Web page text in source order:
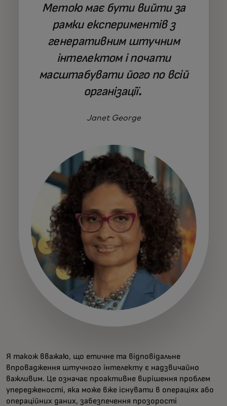
Метою має бути вийти за
рамки експериментів з
генеративним штучним
інтелектом і почати
масштабувати його по всій
організації.
Janet George
Я також вважаю, що етичне та відповідальне
впровадження штучного інтелекту є надзвичайно
важливим. Це означає проактивне вирішення проблем
упередженості, яка може вже існувати в операціях або
операційних даних, забезпечення прозорості